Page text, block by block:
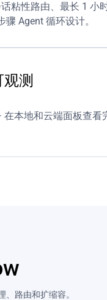
粘性路由、最长 1 小
Agent 循环设计。
测
本地和云端面板查看
路由和扩缩容。